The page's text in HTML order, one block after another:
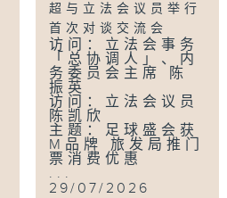
超与立法会议员举行
首次对谈交流会
访问：立法会事务
「总协调人」、内
务委员会主席 陈
振英
访问：立法会议员
陈凯欣
主题：足球盛会获
M品牌 旅发局推门
票消费优惠
...
29/07/2026